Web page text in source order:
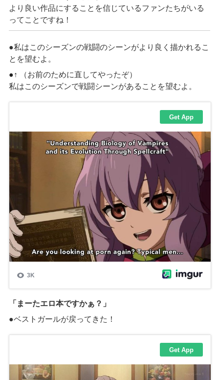
より良い作品にすることを信じているファンたちがいる
ってことですね！
●私はこのシーズンの戦闘のシーンがより良く描かれるこ
と を望むよ 。
●↑
（お前のために直してやったぞ）
私はこのシーズンで戦闘シーンがあることを望むよ。
「まーたエロ本ですかぁ？」
●ベストガールが戻ってきた！